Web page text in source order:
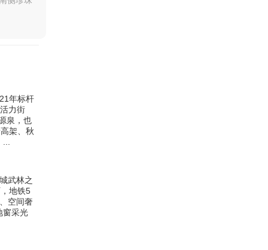
年标杆
力街
泉，也
架、秋
武林之
地铁5
空间奢
窗采光